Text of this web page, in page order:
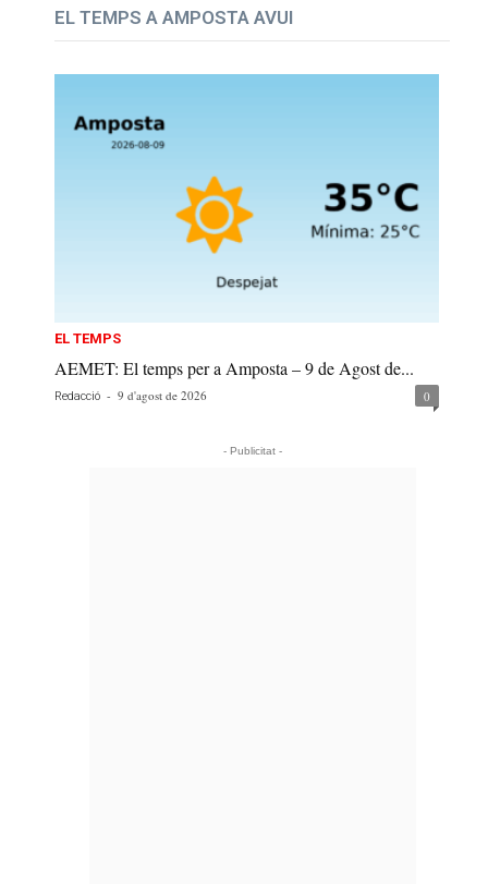
EL TEMPS A AMPOSTA AVUI
EL TEMPS
AEMET: El temps per a Amposta – 9 de Agost de...
Redacció - 9 d'agost de 2026 0
- Publicitat -